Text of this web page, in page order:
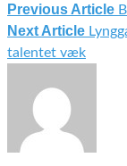
Previous Article
Next Article
talentet væk